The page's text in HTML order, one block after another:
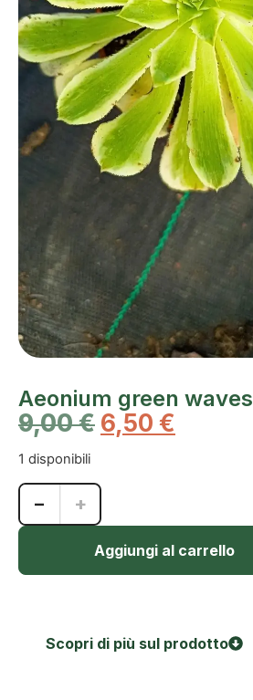
Aeonium green waves
9,00€ 6,50 €
1 disponibili
− +
Aggiungi al carrello
Scopri di più sul prodotto